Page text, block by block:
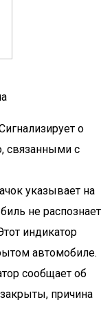
о
связанными с
указывает на
не распознает
индикатор
автомобиле.
сообщает об
причина